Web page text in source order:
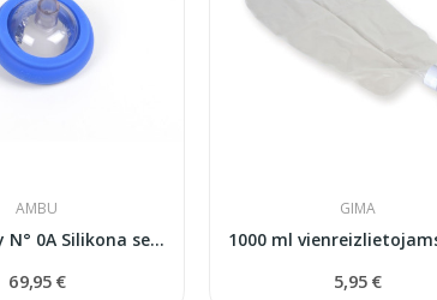
AMBU
Ambu Baby N° 0A Silikona sejas maska...
69,95 €
GIMA
5,95 €